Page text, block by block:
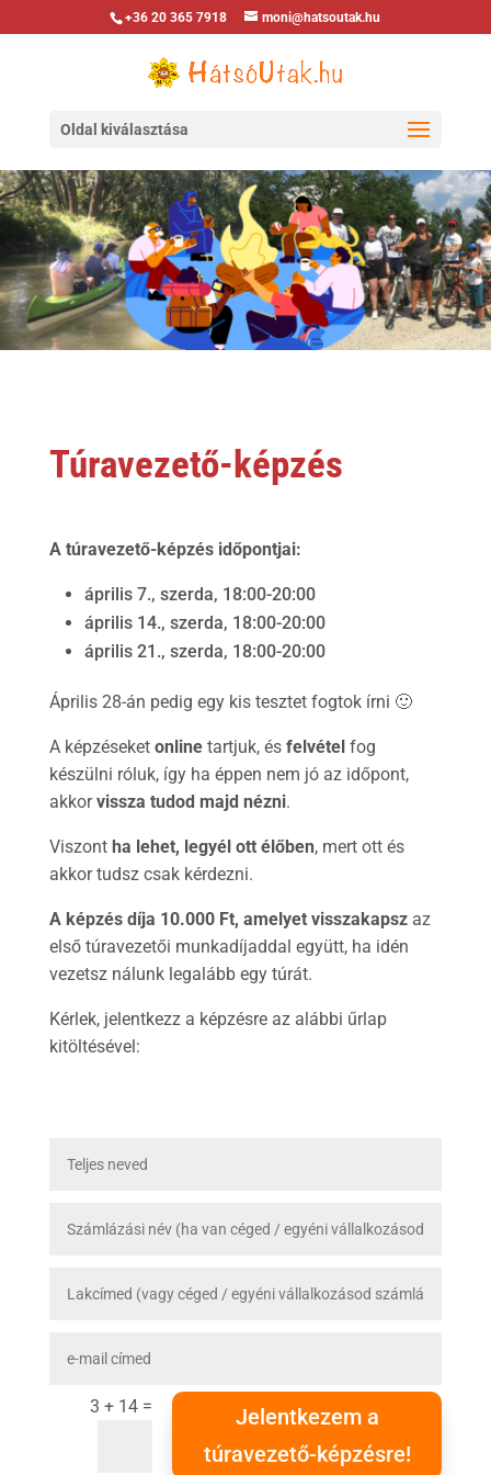
+36 20 365 7918 moni@hatsoutak.hu
Oldal kiválasztása
Túravezető-képzés
A túravezető-képzés időpontjai:
április 7., szerda, 18:00-20:00
április 14., szerda, 18:00-20:00
április 21., szerda, 18:00-20:00
Április 28-án pedig egy kis tesztet fogtok írni 🙂
A képzéseket onlinetartjuk, és felvételfog
készülni róluk, így ha éppen nem jó az időpont,
akkorvissza tudod majd nézni.
Viszont ha lehet, legyél ott élőben, mert ott és
akkor tudsz csak kérdezni.
A képzés díja 10.000 Ft, amelyet visszakapszaz
első túravezetői munkadíjaddal együtt, ha idén
vezetsz nálunk legalább egy túrát.
Kérlek, jelentkezz a képzésre az alábbi űrlap
kitöltésével:
3 + 14 =
Jelentkezem a
túravezető-képzésre!